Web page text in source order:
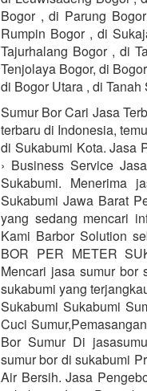
Bogor , di Parung
Rumpin Bogor , di
Tajurhalang Bogor , di
Tenjolaya Bogor, di
di Bogor Utara , di
Sumur Bor Cari Jasa
terbaru di Indonesia,
di Sukabumi Kota. Jasa
› Business Service
Sukabumi. Menerima
Sukabumi Jawa Barat
yang sedang mencari
Kami Barbor Solution
BOR PER METER
Mencari jasa sumur bor
sukabumi yang
Sukabumi Sukabumi
Cuci
Bor Sumur Di
sumur bor di sukabumi
Air Bersih. Jasa